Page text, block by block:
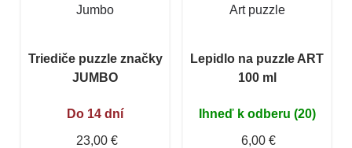
Jumbo
Triediče puzzle značky
JUMBO
Do 14 dní
23,00 €
Art puzzle
Lepidlo na puzzle ART
100 ml
Ihneď k odberu (20)
6,00 €